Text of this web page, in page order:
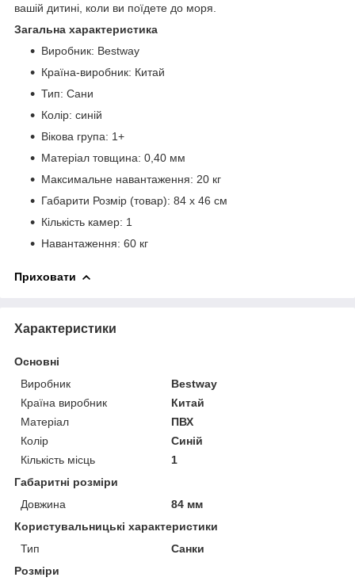
вашій дитині, коли ви поїдете до моря.
Загальна характеристика
Виробник: Bestway
Країна-виробник: Китай
Тип: Сани
Колір: синій
Вікова група: 1+
Матеріал товщина: 0,40 мм
Максимальне навантаження: 20 кг
Габарити Розмір (товар): 84 х 46 см
Кількість камер: 1
Навантаження: 60 кг
Приховати
Характеристики
Основні
Виробник
Bestway
Країна виробник
Китай
Матеріал
ПВХ
Колір
Синій
Кількість місць
1
Габаритні розміри
Довжина
84 мм
Користувальницькі характеристики
Тип
Санки
Розміри